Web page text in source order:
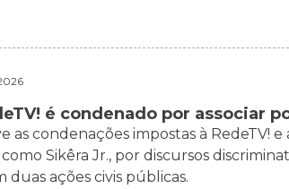
é condenado por associar
as condenações impostas à RedeTV!
Sikêra Jr., por discursos
duas ações civis públicas.